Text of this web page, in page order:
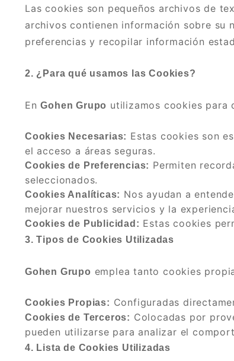
Las cookies son pequeños archivos de
archivos contienen información sobre su
preferencias y recopilar información
2. ¿Para qué usamos las Cookies?
EnGohen Grupo utilizamos cookies para
Cookies Necesarias: Estas cookies son
el acceso a áreas seguras.
Cookies de Preferencias: Permiten
seleccionados.
Cookies Analíticas: Nos ayudan a
mejorar nuestros servicios y la
Cookies de Publicidad: Estas cookies
3. Tipos de Cookies Utilizadas
Gohen Grupo emplea tanto cookies
Cookies Propias: Configuradas
Cookies de Terceros: Colocadas por
pueden utilizarse para analizar el
4. Lista de Cookies Utilizadas